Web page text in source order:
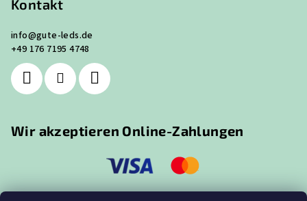
Kontakt
info@gute-leds.de
+49 176 7195 4748
Wir akzeptieren Online-Zahlungen